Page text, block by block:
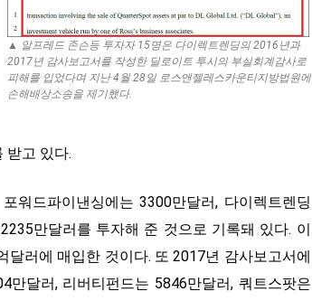
▲ 알프레드 존슨등 투자자 15명은 다이렉트렌딩의 2016년과
2017년 감사보고서를 작성한 딜로이트 투시의 부실회계감사로
피해를 입었다며 지난 4월 28일 로스앤젤레스카운티지방법원에
손해배상소송을 제기했다.
받고 있다.
워드파이낸싱에는 3300만달러, 다이렉트렌딩
만달러를 투자해 준 것으로 기록돼 있다. 이
러에 매입한 것이다. 또 2017년 감사보고서에
만달러, 리버티펀드는 5846만달러, 쿼트스팟은